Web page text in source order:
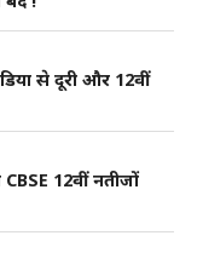
से दूरी और 12वीं
12वीं नतीजों